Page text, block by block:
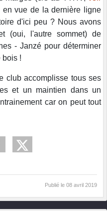
en vue de la dernière ligne
d'ici peu ? Nous avons
(oui, l'autre sommet) de
- Janzé pour déterminer
bois !
club accomplisse tous ses
et un maintien dans un
car on peut tout
Publié le 08 avril 2019